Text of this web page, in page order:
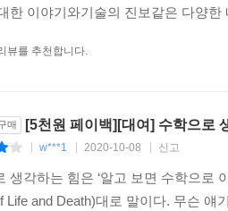
로 만들어낸 유죄〉는 추리 소설
죄로 석방되었고, 이 재판은 영국
속지 않는 법〉은 미디어가 수학
치를 교란하는 평균으로의 회귀 등을
된 자리와 잘못된 시간〉은 수
한 이야기와기술의 진보같은 다양
뷰를 추천합니다.
매 [5천원 페이백][대여] 수학으로
w***1 2020-10-08 신고
생각하는 힘은 ‘알고 보면 수학으로
Life and Death)대로 말이다. 무슨 얘